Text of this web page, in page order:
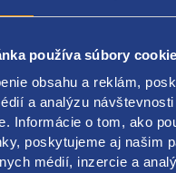
používa súbory
obsahu a reklám,
a analýzu
Informácie o tom, ako
poskytujeme aj našim
médií, inzercie a
vozidlá